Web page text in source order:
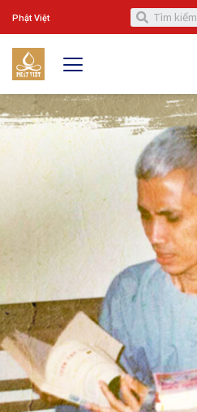
Phật Việt